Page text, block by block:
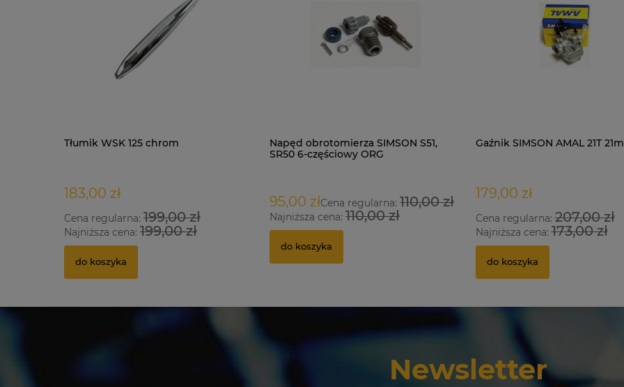
Tłumik WSK 125 chrom
183,00 zł
Cena regularna: 199,00 zł
Najniższa cena: 199,00 zł
do koszyka
Napęd obrotomierza SIMSON S51,
SR50 6-częściowy ORG
95,00 złCena regularna:110,00 zł
Najniższa cena:110,00 zł
do koszyka
Gaźnik SIMSON AMAL 21T
179,00 zł
Cena regularna:207,00 zł
Najniższa cena:173,00 zł
do koszyka
Newsletter